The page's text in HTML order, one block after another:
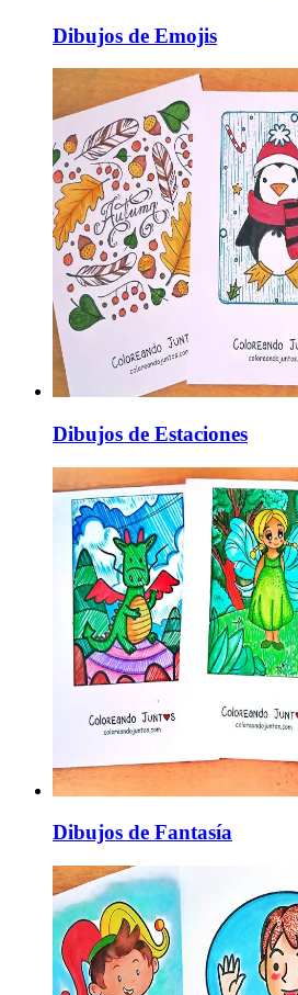
Dibujos de Emojis
Dibujos de Estaciones
Dibujos de Fantasía